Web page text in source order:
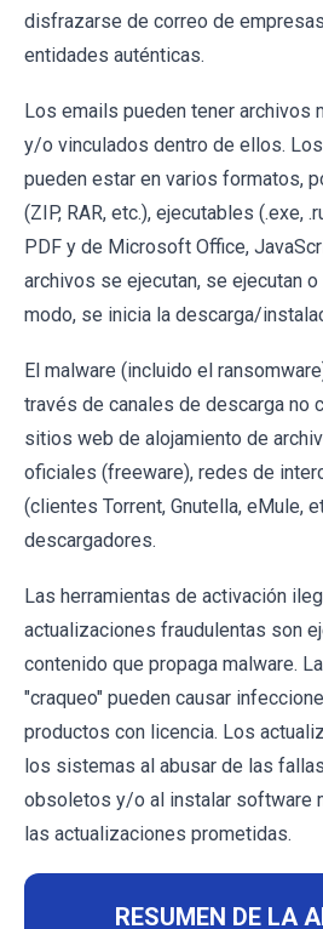
disfrazarse de correo de
entidades auténticas.
Los emails pueden tener archivos
y/o vinculados dentro de ellos.
pueden estar en varios formatos,
(ZIP, RAR, etc.), ejecutables (.exe,
PDF y de Microsoft Office,
archivos se ejecutan, se ejecutan
modo, se inicia la descarga/
El malware (incluido el
través de canales de descarga no
sitios web de alojamiento de
oficiales (freeware), redes de
(clientes Torrent, Gnutella, eMule,
descargadores.
Las herramientas de activación
actualizaciones fraudulentas son
contenido que propaga malware.
"craqueo" pueden causar
productos con licencia. Los
los sistemas al abusar de las
obsoletos y/o al instalar software
las actualizaciones prometidas.
RESUMEN DE LA